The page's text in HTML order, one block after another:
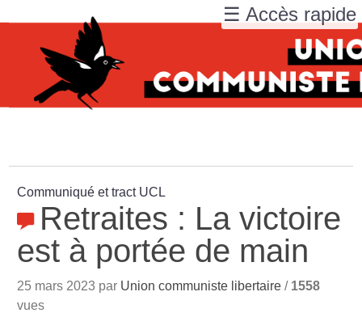
Communiqué et tract UCL
Retraites : La victoire
est à portée de main
25 mars 2023 par Union communiste libertaire / 1558
vues
☰ Accès rapide